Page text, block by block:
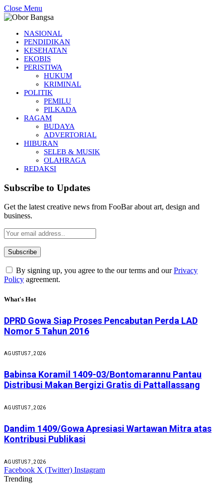
Close Menu
NASIONAL
PENDIDIKAN
KESEHATAN
EKOBIS
PERISTIWA
HUKUM
KRIMINAL
POLITIK
PEMILU
PILKADA
RAGAM
BUDAYA
ADVERTORIAL
HIBURAN
SELEB & MUSIK
OLAHRAGA
REDAKSI
Subscribe to Updates
Get the latest creative news from FooBar about art, design and
business.
By signing up, you agree to the our terms and ourPrivacy
Policy agreement.
What's Hot
DPRD Gowa Siap Proses Pencabutan Perda LAD
Nomor 5 Tahun 2016
AGUSTUS 7, 2026
Babinsa Koramil 1409-03/Bontomarannu Pantau
Distribusi Makan Bergizi Gratis di Pattallassang
AGUSTUS 7, 2026
Dandim 1409/Gowa Apresiasi Wartawan Mitra atas
Kontribusi Publikasi
AGUSTUS 7, 2026
Facebook X (Twitter) Instagram
Trending